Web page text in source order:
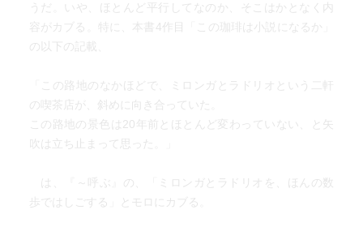
うだ。いや、ほとんど平行してなのか、そこはかとなく内
容がカブる。特に、本書4作目「この珈琲は小説になるか」
の以下の記載、
「この路地のなかほどで、ミロンガとラドリオという二軒
の喫茶店が、斜めに向き合っていた。
この路地の景色は20年前とほとんど変わっていない、と矢
吹は立ち止まって思った。」
は、『～呼ぶ』の、「ミロンガとラドリオを、ほんの数
歩ではしごする」とモロにカブる。